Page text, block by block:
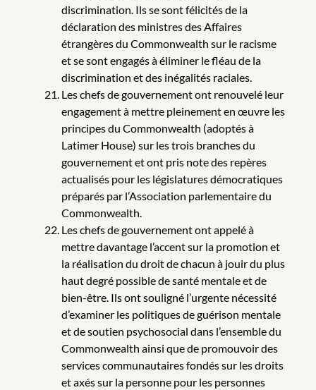
discrimination. Ils se sont félicités de la
déclaration des ministres des Affaires
étrangères du Commonwealth sur le racisme
et se sont engagés à éliminer le fléau de la
discrimination et des inégalités raciales.
Les chefs de gouvernement ont renouvelé leur
engagement à mettre pleinement en œuvre les
principes du Commonwealth (adoptés à
Latimer House) sur les trois branches du
gouvernement et ont pris note des repères
actualisés pour les législatures démocratiques
préparés par l’Association parlementaire du
Commonwealth.
Les chefs de gouvernement ont appelé à
mettre davantage l’accent sur la promotion et
la réalisation du droit de chacun à jouir du plus
haut degré possible de santé mentale et de
bien-être. Ils ont souligné l’urgente nécessité
d’examiner les politiques de guérison mentale
et de soutien psychosocial dans l’ensemble du
Commonwealth ainsi que de promouvoir des
services communautaires fondés sur les droits
et axés sur la personne pour les personnes